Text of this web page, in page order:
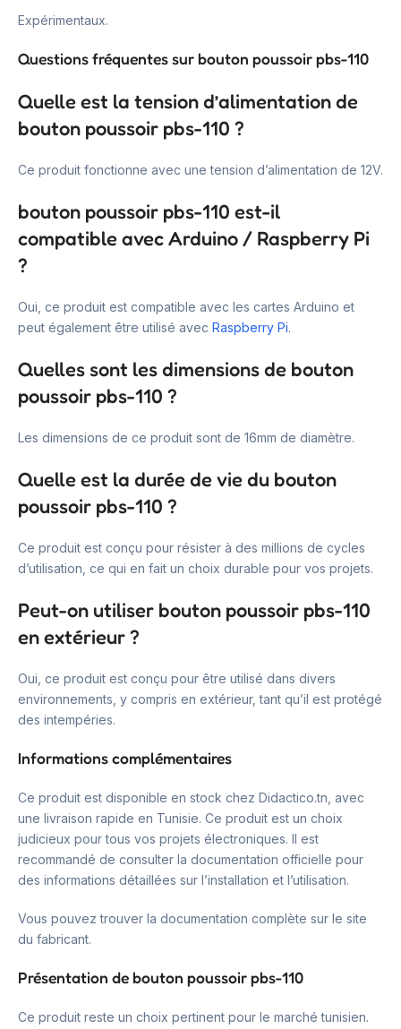
Expérimentaux.
Questions fréquentes sur bouton poussoir pbs-110
Quelle est la tension d’alimentation de
bouton poussoir pbs-110 ?
Ce produit fonctionne avec une tension d’alimentation de 12V.
bouton poussoir pbs-110 est-il
compatible avec Arduino / Raspberry Pi
?
Oui, ce produit est compatible avec les cartes Arduino et
peut également être utilisé avec Raspberry Pi.
Quelles sont les dimensions de bouton
poussoir pbs-110 ?
Les dimensions de ce produit sont de 16mm de diamètre.
Quelle est la durée de vie du bouton
poussoir pbs-110 ?
Ce produit est conçu pour résister à des millions de cycles
d’utilisation, ce qui en fait un choix durable pour vos projets.
Peut-on utiliser bouton poussoir pbs-110
en extérieur ?
Oui, ce produit est conçu pour être utilisé dans divers
environnements, y compris en extérieur, tant qu’il est protégé
des intempéries.
Informations complémentaires
Ce produit est disponible en stock chez Didactico.tn, avec
une livraison rapide en Tunisie. Ce produit est un choix
judicieux pour tous vos projets électroniques. Il est
recommandé de consulter la documentation officielle pour
des informations détaillées sur l’installation et l’utilisation.
Vous pouvez trouver la documentation complète sur le site
du fabricant.
Présentation de bouton poussoir pbs-110
Ce produit reste un choix pertinent pour le marché tunisien.